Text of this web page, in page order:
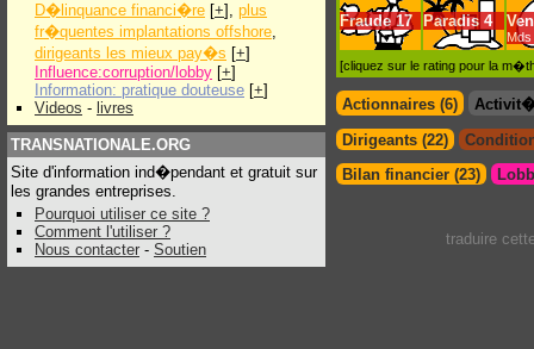
D�linquance financi�re [+], plus
fr�quentes implantations offshore,
dirigeants les mieux pay�s [+]
Influence:corruption/lobby [+]
Information: pratique douteuse [+]
Videos - livres
TRANSNATIONALE.ORG
Site d'information ind�pendant et gratuit sur
les grandes entreprises.
Pourquoi utiliser ce site ?
Comment l'utiliser ?
Nous contacter - Soutien
Fraude 17 Paradis 4
[cliquez sur le rating pour la
Actionnaires (6)
Dirigeants (22)
Bilan financier (23)
traduire